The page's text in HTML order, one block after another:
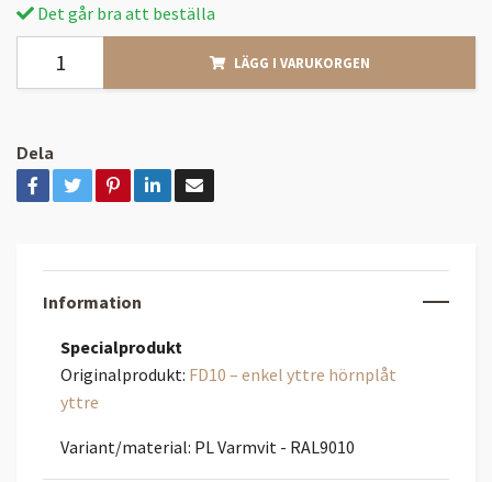
Det går bra att beställa
LÄGG I VARUKORGEN
Dela
Information
Specialprodukt
Originalprodukt: FD10 – enkel yttre hörnplåt
yttre
Variant/material: PL Varmvit - RAL9010